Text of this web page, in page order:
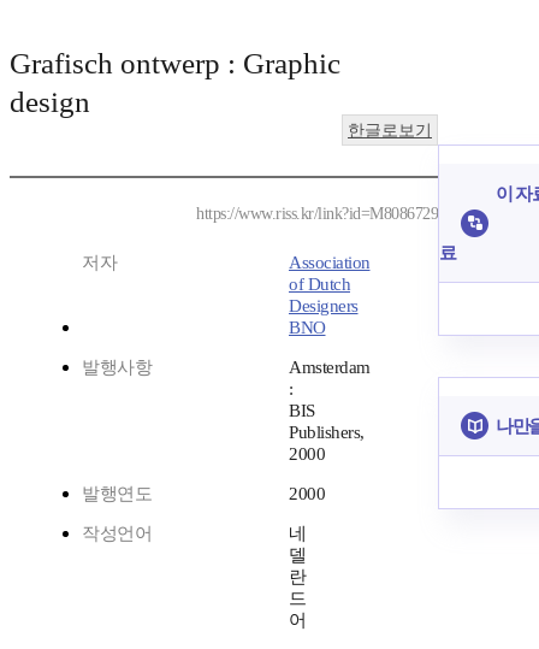
Grafisch ontwerp : Graphic
design
한글로보기
https://www.riss.kr/link?id=M8086729
저자
Association
of Dutch
Designers
BNO
발행사항
Amsterdam
:
BIS
Publishers,
2000
발행연도 2000
작성언어
네
델
란
드
어
이 자
료
나만